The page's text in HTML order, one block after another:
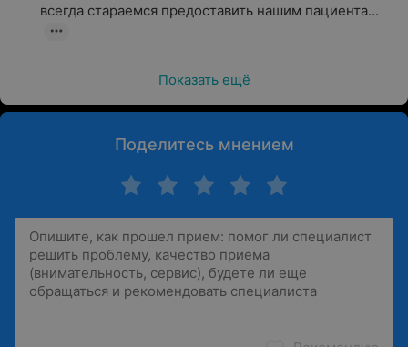
всегда стараемся предоставить нашим пациента...
Показать ещё
Поделитесь мнением